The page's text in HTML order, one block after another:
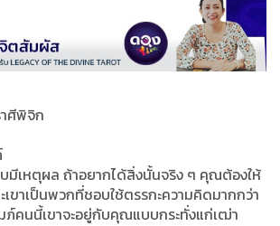
ศีพิจิก
มีเหตุผล ถ้าอยากได้สิ่งนั้นจริง ๆ คุณต้องให้
เขาเป็นพวกที่ชอบใช้ตรรกะความคิดมากกว่า
คนนี้เขาจะอยู่กับคุณแบบกระทั่งแก่เฒ่า